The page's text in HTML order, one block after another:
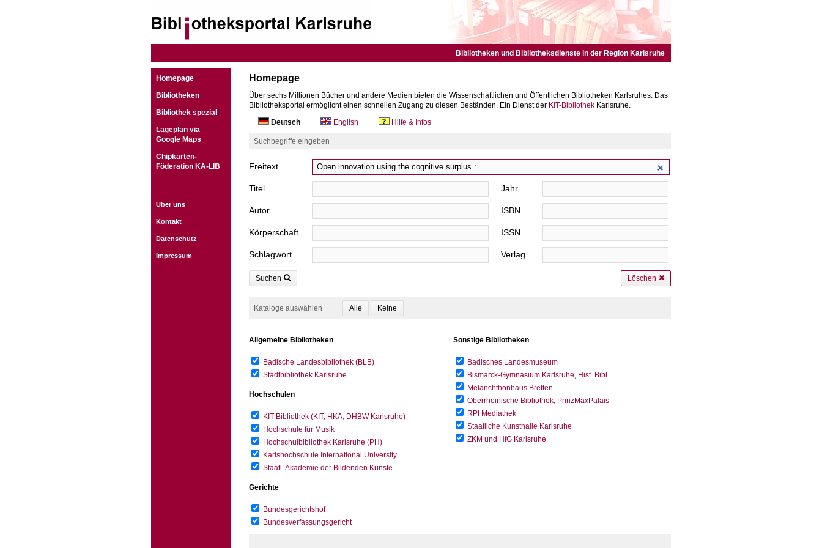
Bibliotheken und Bibliotheksdienste in der Region Karlsruhe
Homepage
Bibliotheken
Bibliothek spezial
Lageplan via
Google Maps
Chipkarten-
Föderation KA-LIB
Über uns
Kontakt
Datenschutz
Impressum
Homepage
Über sechs Millionen Bücher und andere Medien bieten die Wissenschaftlichen und Öffentlichen Bibliotheken Karlsruhes. Das
Bibliotheksportal ermöglicht einen schnellen Zugang zu diesen Beständen. Ein Dienst der KIT-Bibliothek Karlsruhe.
Deutsch
English Hilfe & Infos
Suchbegriffe eingeben
Freitext
Titel
Autor
Körperschaft
Schlagwort
Jahr
ISBN
ISSN
Verlag
Suchen Löschen
Kataloge auswählen
Allgemeine Bibliotheken
Badische Landesbibliothek (BLB)
Stadtbibliothek Karlsruhe
Hochschulen
KIT-Bibliothek (KIT, HKA, DHBW Karlsruhe)
Hochschule für Musik
Hochschulbibliothek Karlsruhe (PH)
Karlshochschule International University
Staatl. Akademie der Bildenden Künste
Gerichte
Bundesgerichtshof
Bundesverfassungsgericht
Sonstige Bibliotheken
Badisches Landesmuseum
Bismarck-Gymnasium Karlsruhe, Hist. Bibl.
Melanchthonhaus Bretten
Oberrheinische Bibliothek, PrinzMaxPalais
RPI Mediathek
Staatliche Kunsthalle Karlsruhe
ZKM und HfG Karlsruhe